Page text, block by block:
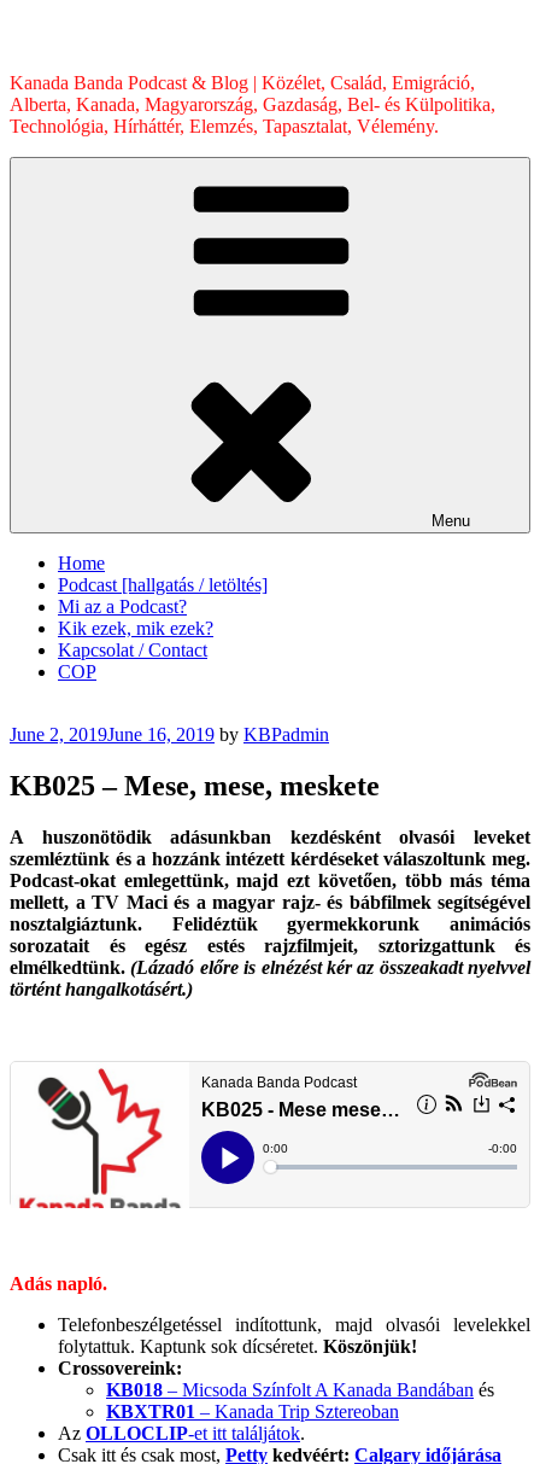
Kanada Banda Podcast & Blog | Közélet, Család, Emigráció,
Alberta, Kanada, Magyarország, Gazdaság, Bel- és Külpolitika,
Technológia, Hírháttér, Elemzés, Tapasztalat, Vélemény.
Menu
Home
Podcast [hallgatás / letöltés]
Mi az a Podcast?
Kik ezek, mik ezek?
Kapcsolat / Contact
COP
Posted
June 2, 2019June 16, 2019 by KBPadmin
KB025 – Mese, mese, meskete
A huszonötödik adásunkban kezdésként olvasói leveket
szemléztünk és a hozzánk intézett kérdéseket válaszoltunk meg.
Podcast-okat emlegettünk, majd ezt követően, több más téma
mellett, a TV Maci és a magyar rajz- és bábfilmek segítségével
nosztalgiáztunk. Felidéztük gyermekkorunk animációs
sorozatait és egész estés rajzfilmjeit, sztorizgattunk és
elmélkedtünk.(Lázadó előre is elnézést kér az összeakadt nyelvvel
történt hangalkotásért.)
Adás napló.
Telefonbeszélgetéssel indítottunk, majd olvasói levelekkel
folytattuk. Kaptunk sok dícséretet. Köszönjük!
Crossovereink:
KB018 – Micsoda Színfolt A Kanada Bandában és
KBXTR01 – Kanada Trip Sztereoban
Az OLLOCLIP-et itt találjátok.
Csak itt és csak most, Petty kedvéért: Calgary időjárása